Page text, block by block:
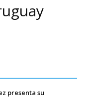
presenta su